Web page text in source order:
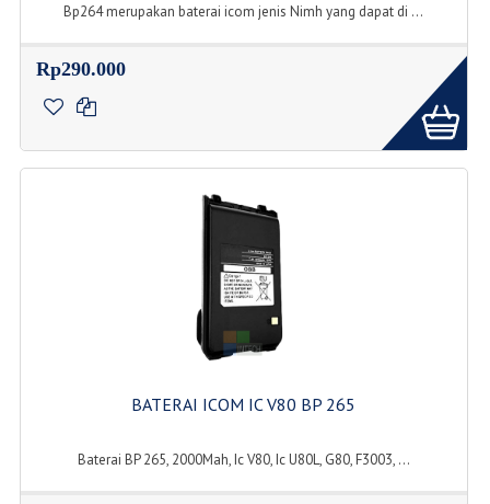
Bp264 merupakan baterai icom jenis Nimh yang dapat di ...
Rp290.000
BATERAI ICOM IC V80 BP 265
Baterai BP 265, 2000Mah, Ic V80, Ic U80L, G80, F3003, ...